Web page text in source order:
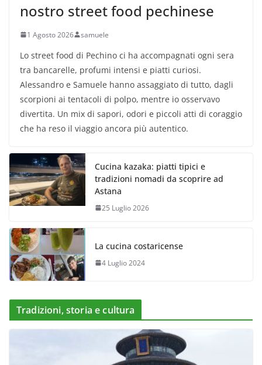
nostro street food pechinese
1 Agosto 2026 samuele
Lo street food di Pechino ci ha accompagnati ogni sera
tra bancarelle, profumi intensi e piatti curiosi.
Alessandro e Samuele hanno assaggiato di tutto, dagli
scorpioni ai tentacoli di polpo, mentre io osservavo
divertita. Un mix di sapori, odori e piccoli atti di coraggio
che ha reso il viaggio ancora più autentico.
Cucina kazaka: piatti tipici e
tradizioni nomadi da scoprire ad
Astana
25 Luglio 2026
La cucina costaricense
4 Luglio 2024
Tradizioni, storia e cultura